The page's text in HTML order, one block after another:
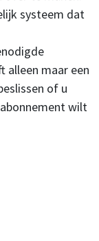
systeem dat
alleen maar een
of u
wilt